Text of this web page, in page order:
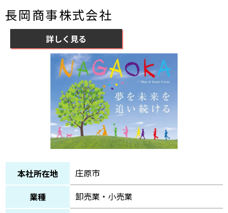
長岡商事株式会社
詳しく見る
本社所在地
庄原市
業種
卸売業・小売業